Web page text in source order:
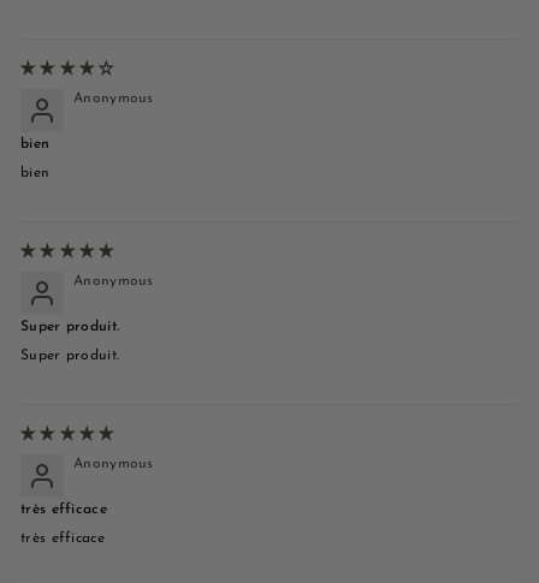
Anonymous
bien
bien
Anonymous
Super produit.
Super produit.
Anonymous
très efficace
très efficace